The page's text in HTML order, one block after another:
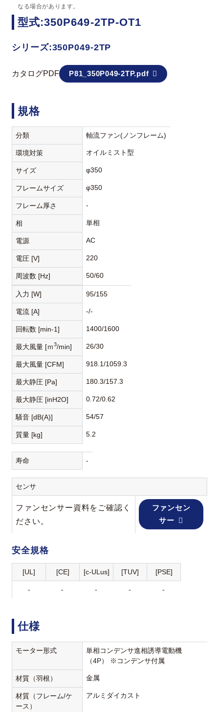
なる場合があります。
型式:350P649-2TP-OT1
シリーズ:350P049-2TP
カタログPDF P81_350P049-2TP.pdf
規格
分類 軸流ファン(ノンフレーム)
環境対策 オイルミスト型
サイズ φ350
フレームサイズ φ350
フレーム厚さ -
相 単相
電源 AC
電圧 [V] 220
周波数 [Hz] 50/60
入力 [W] 95/155
電流 [A] -/-
回転数 [min-1] 1400/1600
最大風量 [ｍ3/min] 26/30
最大風量 [CFM] 918.1/1059.3
最大静圧 [Pa] 180.3/157.3
最大静圧 [inH2O] 0.72/0.62
騒音 [dB(A)] 54/57
質量 [kg] 5.2
寿命 -
センサ
ファンセンサー資料をご確認く
ださい。
ファンセン
サー
安全規格
[UL] [CE] [c-ULus] [TUV] [PSE]
- - - - -
仕様
モーター形式
単相コンデンサ進相誘導電動機
（4P） ※コンデンサ付属
材質（羽根） 金属
材質（フレーム/ケ
ース）
アルミダイカスト